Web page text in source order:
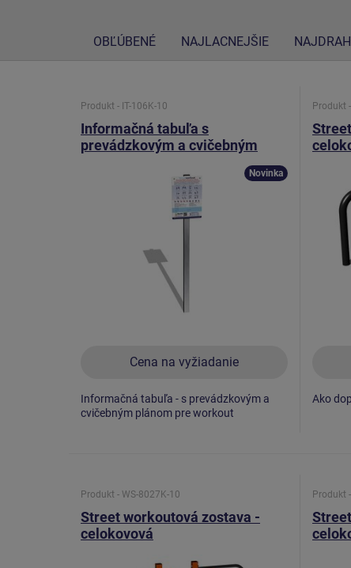
OBĽÚBENÉ NAJLACNEJŠIE
Produkt - IT-106K-10
Informačná tabuľa s
prevádzkovým a cvičebným
Cena na vyžiadanie
Novinka
Informačná tabuľa - s prevádzkovým a
cvičebným plánom pre workout
Produkt
Ako
Produkt - WS-8027K-10
Street workoutová zostava -
celokovová
Produkt